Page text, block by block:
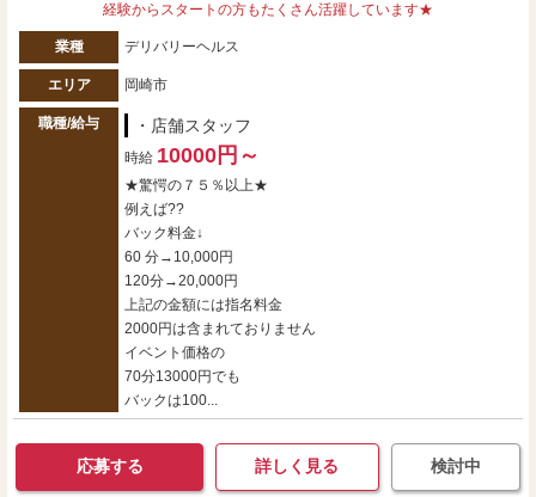
経験からスタートの方もたくさん活躍しています★
業種 デリバリーヘルス
エリア 岡崎市
職種/給与 ・店舗スタッフ
時給 10000円～
★驚愕の７５％以上★
例えば??
バック料金↓
60 分→10,000円
120分→20,000円
上記の金額には指名料金
2000円は含まれておりません
イベント価格の
70分13000円でも
バックは100...
応募する 詳しく見る 検討中